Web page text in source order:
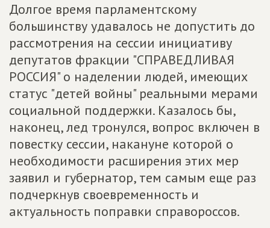
Долгое время парламентскому
большинству удавалось не допустить до
рассмотрения на сессии инициативу
депутатов фракции "СПРАВЕДЛИВАЯ
РОССИЯ" о наделении людей, имеющих
статус "детей войны" реальными мерами
социальной поддержки. Казалось бы,
наконец, лед тронулся, вопрос включен в
повестку сессии, накануне которой о
необходимости расширения этих мер
заявил и губернатор, тем самым еще раз
подчеркнув своевременность и
актуальность поправки справороссов.